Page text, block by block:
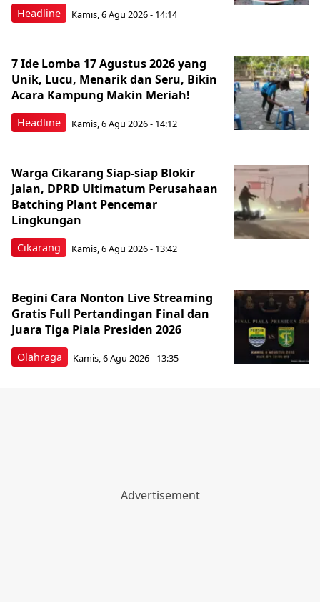
Headline Kamis, 6 Agu 2026 - 14:14
Headline
7 Ide Lomba 17 Agustus 2026 yang
Unik, Lucu, Menarik dan Seru, Bikin
Acara Kampung Makin Meriah!
Kamis, 6 Agu 2026 - 14:12
Cikarang
Warga Cikarang Siap-siap Blokir
Jalan, DPRD Ultimatum Perusahaan
Batching Plant Pencemar
Lingkungan
Kamis, 6 Agu 2026 - 13:42
Olahraga
Begini Cara Nonton Live Streaming
Gratis Full Pertandingan Final dan
Juara Tiga Piala Presiden 2026
Kamis, 6 Agu 2026 - 13:35